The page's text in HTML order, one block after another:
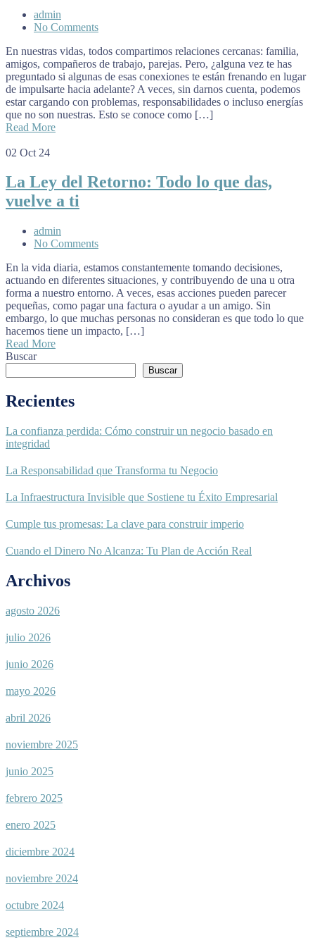
admin
No Comments
En nuestras vidas, todos compartimos relaciones cercanas: familia,
amigos, compañeros de trabajo, parejas. Pero, ¿alguna vez te has
preguntado si algunas de esas conexiones te están frenando en lugar
de impulsarte hacia adelante? A veces, sin darnos cuenta, podemos
estar cargando con problemas, responsabilidades o incluso energías
que no son nuestras. Esto se conoce como […]
Read More
02 Oct 24
La Ley del Retorno: Todo lo que das,
vuelve a ti
admin
No Comments
En la vida diaria, estamos constantemente tomando decisiones,
actuando en diferentes situaciones, y contribuyendo de una u otra
forma a nuestro entorno. A veces, esas acciones pueden parecer
pequeñas, como pagar una factura o ayudar a un amigo. Sin
embargo, lo que muchas personas no consideran es que todo lo que
hacemos tiene un impacto, […]
Read More
Buscar
Buscar
Recientes
La confianza perdida: Cómo construir un negocio basado en
integridad
La Responsabilidad que Transforma tu Negocio
La Infraestructura Invisible que Sostiene tu Éxito Empresarial
Cumple tus promesas: La clave para construir imperio
Cuando el Dinero No Alcanza: Tu Plan de Acción Real
Archivos
agosto 2026
julio 2026
junio 2026
mayo 2026
abril 2026
noviembre 2025
junio 2025
febrero 2025
enero 2025
diciembre 2024
noviembre 2024
octubre 2024
septiembre 2024